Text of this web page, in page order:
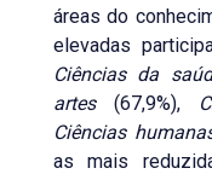
áreas do
elevadas
Ciências da
artes(67,9%),
Ciências
as mais